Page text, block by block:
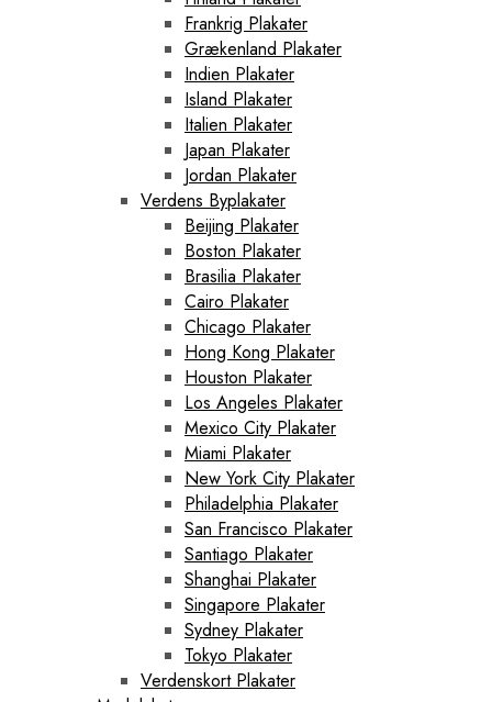
Frankrig Plakater
Grækenland Plakater
Indien Plakater
Island Plakater
Italien Plakater
Japan Plakater
Jordan Plakater
Verdens Byplakater
Beijing Plakater
Boston Plakater
Brasilia Plakater
Cairo Plakater
Chicago Plakater
Hong Kong Plakater
Houston Plakater
Los Angeles Plakater
Mexico City Plakater
Miami Plakater
New York City Plakater
Philadelphia Plakater
San Francisco Plakater
Santiago Plakater
Shanghai Plakater
Singapore Plakater
Sydney Plakater
Tokyo Plakater
Verdenskort Plakater